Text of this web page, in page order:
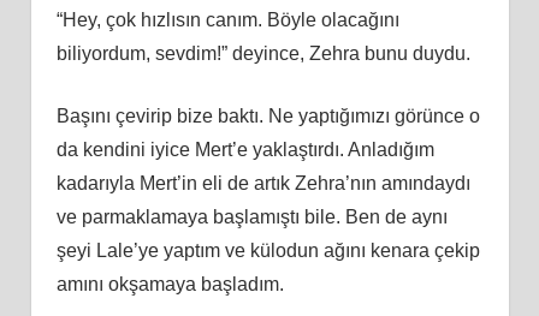
“Hey, çok hızlısın canım. Böyle olacağını
biliyordum, sevdim!” deyince, Zehra bunu duydu.
Başını çevirip bize baktı. Ne yaptığımızı görünce o
da kendini iyice Mert’e yaklaştırdı. Anladığım
kadarıyla Mert’in eli de artık Zehra’nın amındaydı
ve parmaklamaya başlamıştı bile. Ben de aynı
şeyi Lale’ye yaptım ve külodun ağını kenara çekip
amını okşamaya başladım.